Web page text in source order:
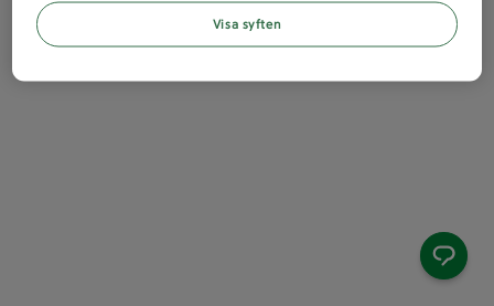
Visa syften